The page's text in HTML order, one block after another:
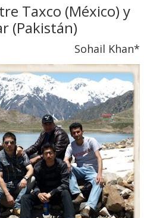
Taxco (México) y
(Pakistán)
Sohail Khan*